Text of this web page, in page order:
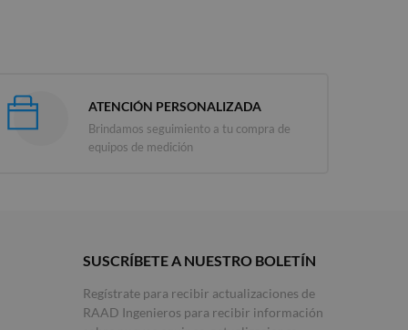
ATENCIÓN PERSONALIZADA
Brindamos seguimiento a tu compra de
equipos de medición
SUSCRÍBETE A NUESTRO BOLETÍN
Regístrate para recibir actualizaciones de
RAAD Ingenieros para recibir información